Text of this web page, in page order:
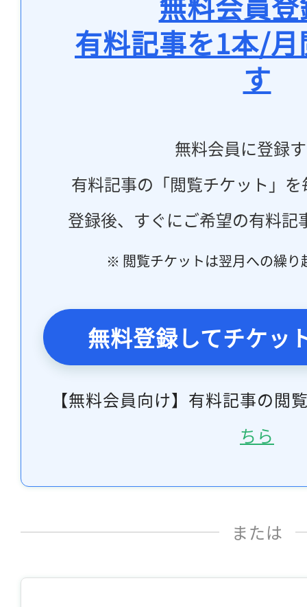
有料記事を1本/
す
無料会員に登録
有料記事の「閲覧チケット」
登録後、すぐにご希望の有料記
※ 閲覧チケットは翌月への繰り
無料登録してチケッ
【無料会員向け】有料記事の閲
ちら
または